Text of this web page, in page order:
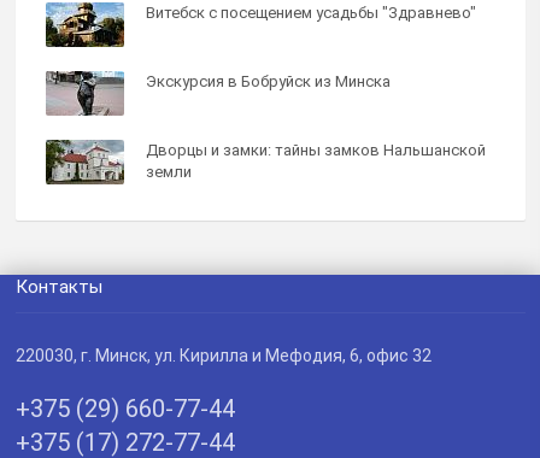
Витебск с посещением усадьбы "Здравнево"
Экскурсия в Бобруйск из Минска
Дворцы и замки: тайны замков Нальшанской
земли
Контакты
220030, г. Минск, ул. Кирилла и Мефодия, 6, офис 32
+375 (29) 660-77-44
+375 (17) 272-77-44